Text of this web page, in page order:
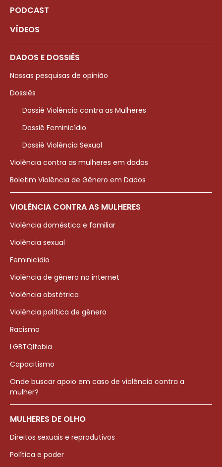
PODCAST
VÍDEOS
DADOS E DOSSIÊS
Nossas pesquisas de opinião
Dossiês
Dossiê Violência contra as Mulheres
Dossiê Feminicídio
Dossiê Violência Sexual
Violência contra as mulheres em dados
Boletim Violência de Gênero em Dados
VIOLÊNCIA CONTRA AS MULHERES
Violência doméstica e familiar
Violência sexual
Feminicídio
Violência de gênero na internet
Violência obstétrica
Violência política de gênero
Racismo
LGBTQIfobia
Capacitismo
Onde buscar apoio em caso de violência contra a
mulher?
MULHERES DE OLHO
Direitos sexuais e reprodutivos
Política e poder